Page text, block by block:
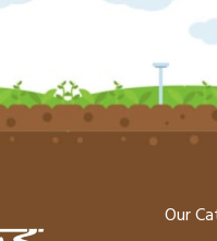
Our